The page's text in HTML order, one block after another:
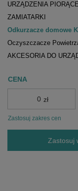
URZĄDZENIA PIORĄCE
ZAMIATARKI
Odkurzacze domowe
Oczyszczacze
AKCESORIA DO
CENA
zł
Zastosuj zakres cen
Zastosuj